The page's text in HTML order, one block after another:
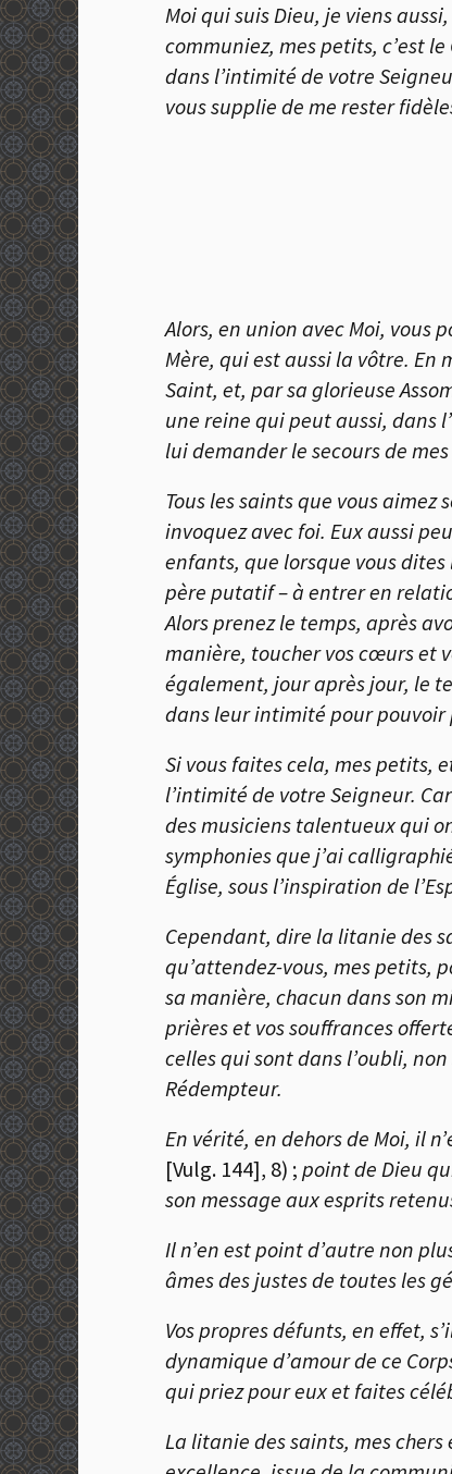
Moi qui suis Dieu, je viens
communiez, mes petits, c’est
dans l’intimité de votre
vous supplie de me rester
Alors, en union avec Moi, vous
Mère, qui est aussi la vôtre. En
Saint, et, par sa glorieuse
une reine qui peut aussi, dans
lui demander le secours de
Tous les saints que vous
invoquez avec foi. Eux aussi
enfants, que lorsque vous
père putatif – à entrer en
Alors prenez le temps, après
manière, toucher vos cœurs et
également, jour après jour, le
dans leur intimité pour pouvoir
Si vous faites cela, mes petits,
l’intimité de votre Seigneur.
des musiciens talentueux qui
symphonies que j’ai
Église, sous l’inspiration de
Cependant, dire la litanie des
qu’attendez-vous, mes petits,
sa manière, chacun dans son
prières et vos souffrances
celles qui sont dans l’oubli,
Rédempteur.
En vérité, en dehors de Moi, il
[Vulg. 144], 8) ; point de Dieu
son message aux esprits
Il n’en est point d’autre non
âmes des justes de toutes les
Vos propres défunts, en effet,
dynamique d’amour de ce
qui priez pour eux et faites
La litanie des saints, mes